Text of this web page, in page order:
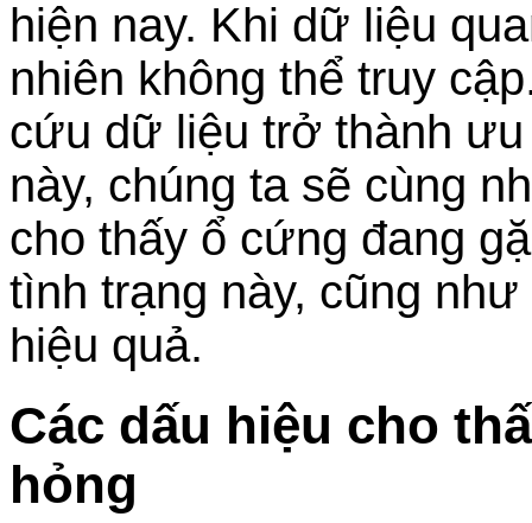
hiện nay. Khi dữ liệu
nhiên không thể truy
cứu dữ liệu trở thành
này, chúng ta sẽ cùng
cho thấy ổ cứng đang
tình trạng này, cũng
hiệu quả.
Các dấu hiệu cho
hỏng